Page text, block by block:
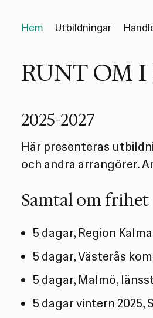
Hem Utbildningar
RUNT OM I
2025-2027
Här presenteras
och andra arrangörer.
Samtal om frihet
5 dagar, Region
5 dagar, Västerås
5 dagar, Malmö,
5 dagar vintern 2025,